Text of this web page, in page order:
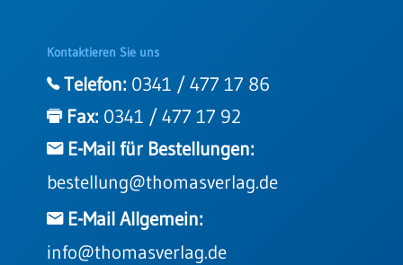
Kontaktieren Sie uns
Telefon: 0341 / 477 17 86
Fax: 0341 / 477 17 92
E-Mail für Bestellungen:
bestellung@thomasverlag.de
E-Mail Allgemein:
info@thomasverlag.de